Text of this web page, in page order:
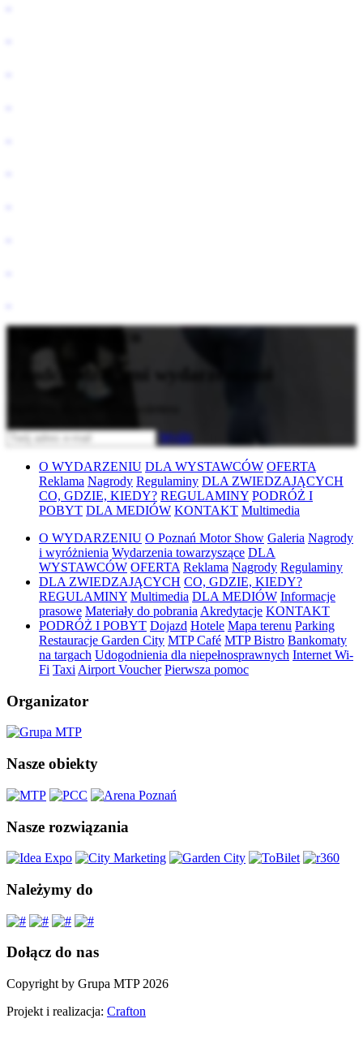
Bądź na bieżąco
z nadchodzącymi wydarzeniami
Wyślij
O WYDARZENIU DLA WYSTAWCÓW OFERTA
Reklama Nagrody Regulaminy DLA ZWIEDZAJĄCYCH
CO, GDZIE, KIEDY? REGULAMINY PODRÓŻ I
POBYT DLA MEDIÓW KONTAKT Multimedia
O WYDARZENIU O Poznań Motor Show Galeria Nagrody
i wyróżnienia Wydarzenia towarzyszące DLA
WYSTAWCÓW OFERTA Reklama Nagrody Regulaminy
DLA ZWIEDZAJĄCYCH CO, GDZIE, KIEDY?
REGULAMINY Multimedia DLA MEDIÓW Informacje
prasowe Materiały do pobrania Akredytacje KONTAKT
PODRÓŻ I POBYT Dojazd Hotele Mapa terenu Parking
Restauracje Garden City MTP Café MTP Bistro Bankomaty
na targach Udogodnienia dla niepełnosprawnych Internet Wi-
Fi Taxi Airport Voucher Pierwsza pomoc
Organizator
Nasze obiekty
Nasze rozwiązania
Należymy do
Dołącz do nas
Copyright by Grupa MTP 2026
Projekt i realizacja: Crafton